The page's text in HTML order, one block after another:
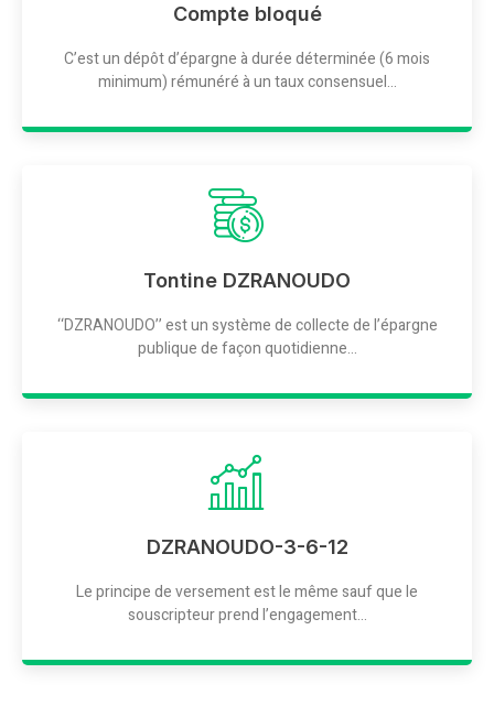
Compte bloqué
C’est un dépôt d’épargne à durée déterminée (6 mois
minimum) rémunéré à un taux consensuel...
Tontine DZRANOUDO
‘‘DZRANOUDO’’ est un système de collecte de l’épargne
publique de façon quotidienne...
DZRANOUDO-3-6-12
Le principe de versement est le même sauf que le
souscripteur prend l’engagement...